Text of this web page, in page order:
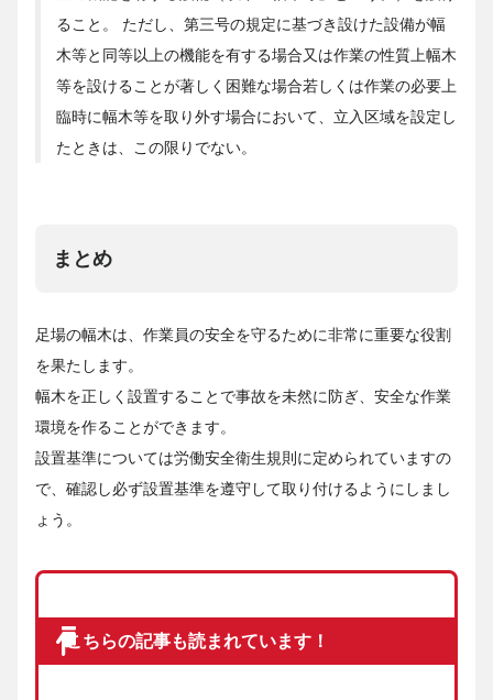
ること。 ただし、第三号の規定に基づき設けた設備が幅
木等と同等以上の機能を有する場合又は作業の性質上幅木
等を設けることが著しく困難な場合若しくは作業の必要上
臨時に幅木等を取り外す場合において、立入区域を設定し
たときは、この限りでない。
まとめ
足場の幅木は、作業員の安全を守るために非常に重要な役割
を果たします。
幅木を正しく設置することで事故を未然に防ぎ、安全な作業
環境を作ることができます。
設置基準については労働安全衛生規則に定められていますの
で、確認し必ず設置基準を遵守して取り付けるようにしまし
ょう。
こちらの記事も読まれています！